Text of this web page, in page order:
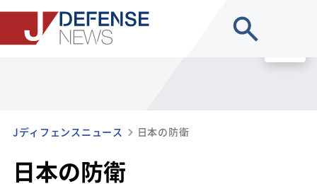
Jディフェンスニュース 日本の防衛
日本の防衛